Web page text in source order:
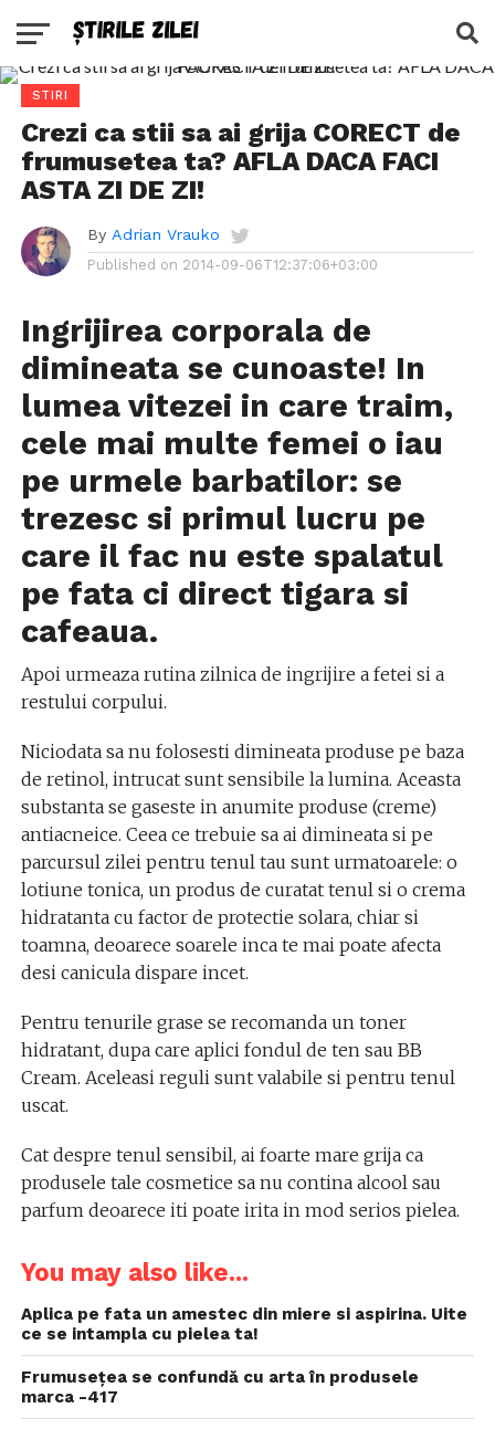
STIRI
Crezi ca stii sa ai grija CORECT de
frumusetea ta? AFLA DACA FACI
ASTA ZI DE ZI!
By Adrian Vrauko
Published on 2014-09-06T12:37:06+03:00
Ingrijirea corporala de
dimineata se cunoaste! In
lumea vitezei in care traim,
cele mai multe femei o iau
pe urmele barbatilor: se
trezesc si primul lucru pe
care il fac nu este spalatul
pe fata ci direct tigara si
cafeaua.
Apoi urmeaza rutina zilnica de ingrijire a fetei si a
restului corpului.
Niciodata sa nu folosesti dimineata produse pe baza
de retinol, intrucat sunt sensibile la lumina. Aceasta
substanta se gaseste in anumite produse (creme)
antiacneice. Ceea ce trebuie sa ai dimineata si pe
parcursul zilei pentru tenul tau sunt urmatoarele: o
lotiune tonica, un produs de curatat tenul si o crema
hidratanta cu factor de protectie solara, chiar si
toamna, deoarece soarele inca te mai poate afecta
desi canicula dispare incet.
Pentru tenurile grase se recomanda un toner
hidratant, dupa care aplici fondul de ten sau BB
Cream. Aceleasi reguli sunt valabile si pentru tenul
uscat.
Cat despre tenul sensibil, ai foarte mare grija ca
produsele tale cosmetice sa nu contina alcool sau
parfum deoarece iti poate irita in mod serios pielea.
You may also like...
Aplica pe fata un amestec din miere si aspirina. Uite
ce se intampla cu pielea ta!
Frumusețea se confundă cu arta în produsele
marca -417